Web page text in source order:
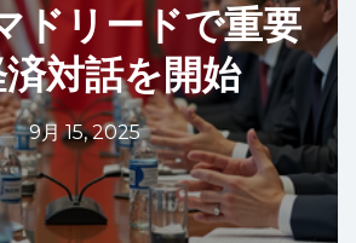
ドリードで重要
対話を開始
9月 15, 2025